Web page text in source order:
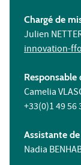
Chargé de
Julien
innovation-
Responsable
Camelia
+33(0)1 49 56
Assistante
Nadia